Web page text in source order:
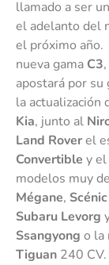
llamado a ser
el adelanto del
el próximo año.
nueva gama C3,
apostará por su
la actualización
Kia, junto al
Land Roverel
Convertible y
modelos muy
Mégane, Scénic
Subaru Levorg
Ssangyong o la
Tiguan 240 CV.